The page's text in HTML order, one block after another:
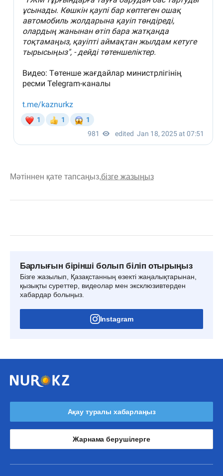
Мәтіннен қате тапсаңыз,бізге жазыңыз
Барлығын бірінші болып біліп отырыңыз
Бізге жазылып, Қазақстанның өзекті жаңалықтарынан,
қызықты суреттер, видеолар мен эксклюзивтерден
хабардар болыңыз.
Instagram
Ақау туралы хабарлаңыз
Жарнама берушілерге